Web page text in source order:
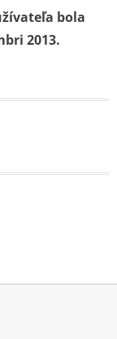
bola
2013.